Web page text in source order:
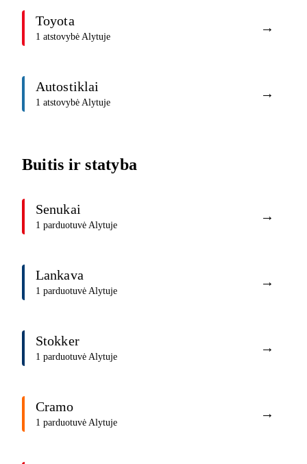
Toyota
1 atstovybė Alytuje
→
Autostiklai
1 atstovybė Alytuje
→
Buitis ir statyba
Senukai
1 parduotuvė Alytuje
→
Lankava
1 parduotuvė Alytuje
→
Stokker
1 parduotuvė Alytuje
→
Cramo
1 parduotuvė Alytuje
→